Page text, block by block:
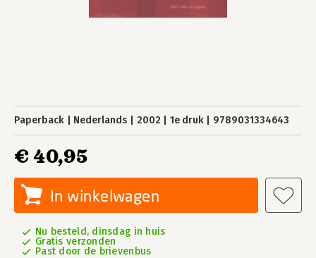
Paperback Nederlands 2002 1e druk 9789031334643
€ 40,95
In winkelwagen
Nu besteld, dinsdag in huis
Gratis verzonden
Past door de brievenbus